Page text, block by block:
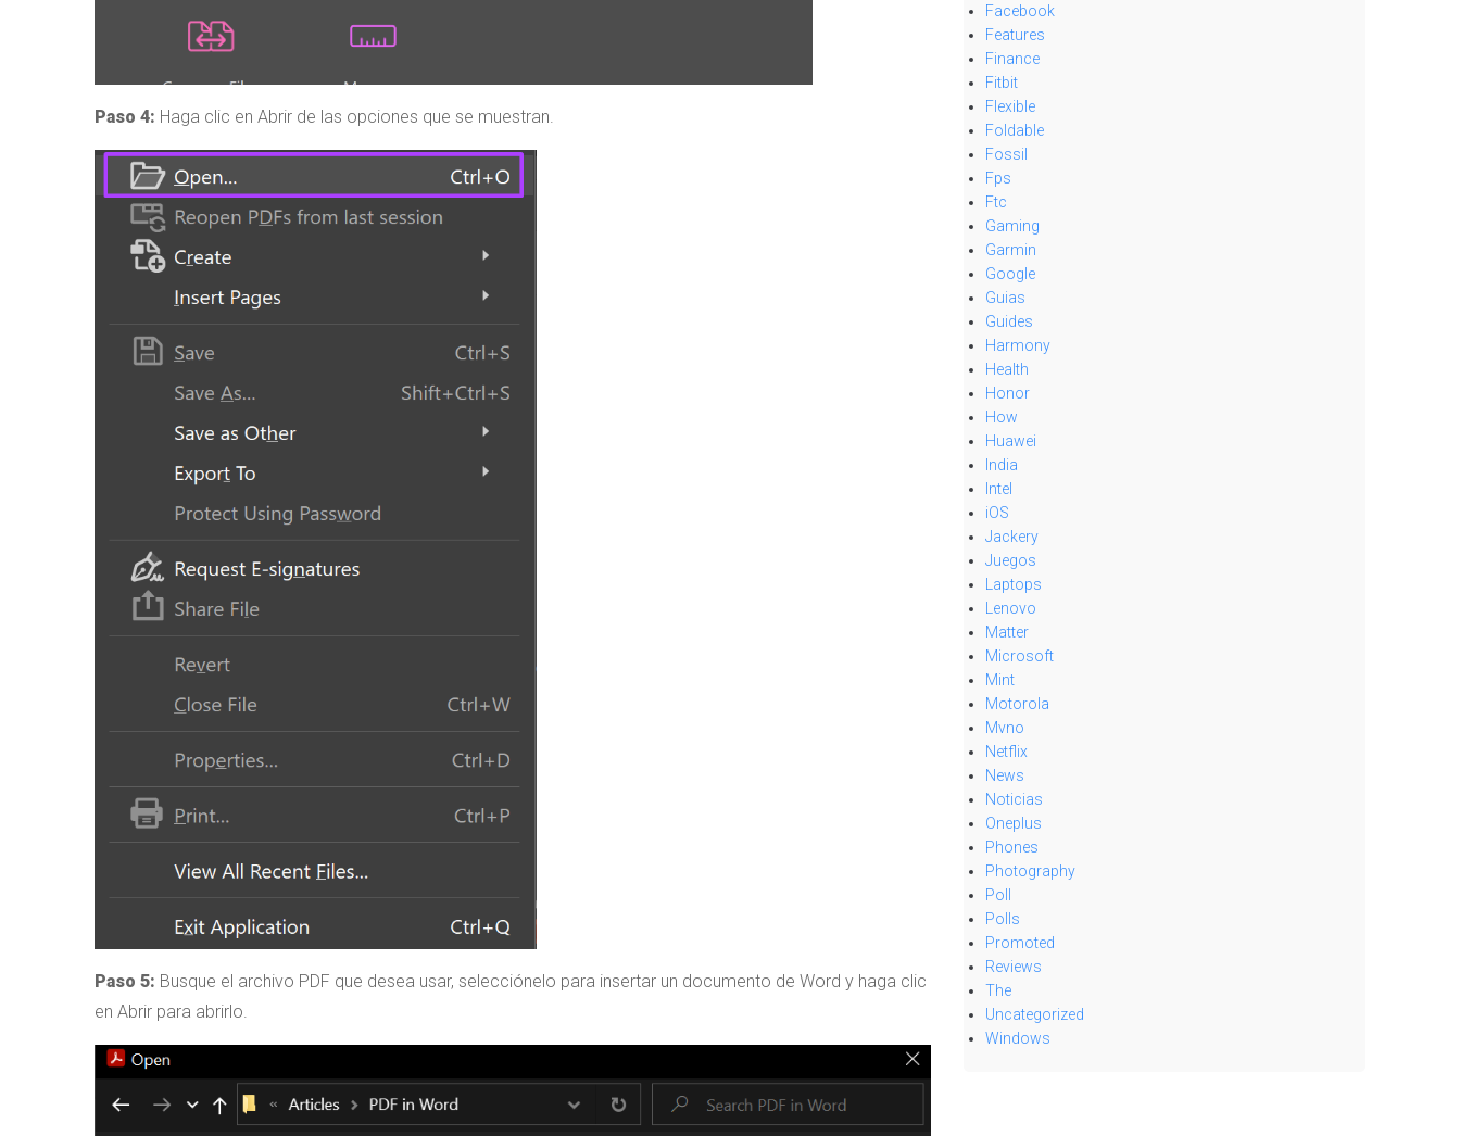
Paso 4: Haga clic en Abrir de las opciones que se muestran.
Paso 5: Busque el archivo PDF que desea usar, selecciónelo para insertar un documento de Word y haga clic
en Abrir para abrirlo.
Facebook
Features
Finance
Fitbit
Flexible
Foldable
Fossil
Fps
Ftc
Gaming
Garmin
Google
Guias
Guides
Harmony
Health
Honor
How
Huawei
India
Intel
iOS
Jackery
Juegos
Laptops
Lenovo
Matter
Microsoft
Mint
Motorola
Mvno
Netflix
News
Noticias
Oneplus
Phones
Photography
Poll
Polls
Promoted
Reviews
The
Uncategorized
Windows